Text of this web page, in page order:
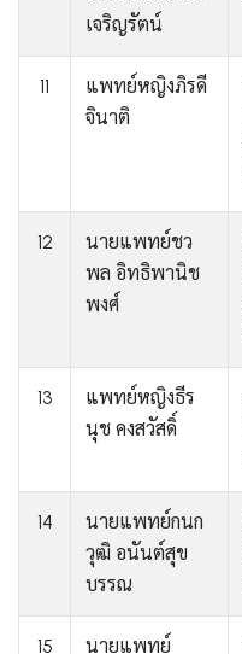
เจริญรัตน์
11
แพทย์หญิงภิรดี
จินาติ
12
นายแพทย์ชว
พล อิทธิพานิช
พงศ์
13
แพทย์หญิงธีร
นุช คงสวัสดิ์
14
นายแพทย์กนก
วุฒิ อนันต์สุข
บรรณ
15
นายแพทย์